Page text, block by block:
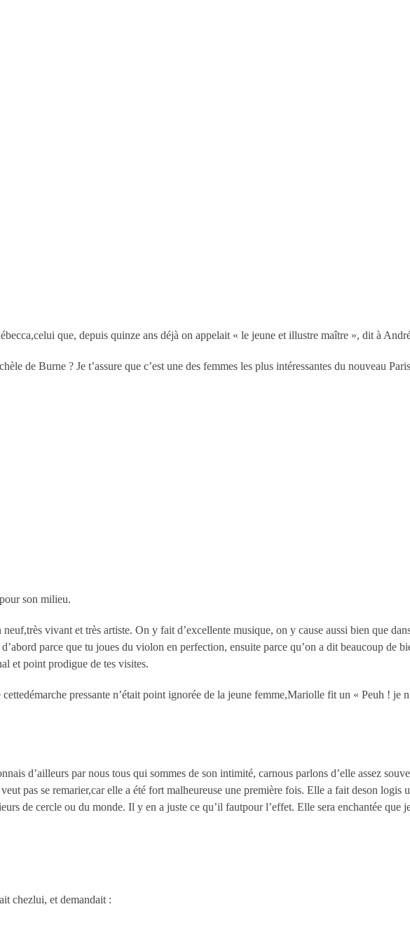
que, depuis quinze ans déjà on appelait « le jeune et illustre maître », dit à
de Burne ? Je t’assure que c’est une des femmes les plus intéressantes du nouveau
son milieu.
vivant et très artiste. On y fait d’excellente musique, on y cause aussi bien que
parce que tu joues du violon en perfection, ensuite parce qu’on a dit beaucoup de
et point prodigue de tes visites.
pressante n’était point ignorée de la jeune femme,Mariolle fit un « Peuh ! je
d’ailleurs par nous tous qui sommes de son intimité, carnous parlons d’elle assez
pas se remarier,car elle a été fort malheureuse une première fois. Elle a fait deson logis
de cercle ou du monde. Il y en a juste ce qu’il fautpour l’effet. Elle sera enchantée que
chezlui, et demandait :